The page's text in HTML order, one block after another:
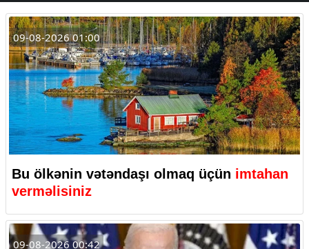
09-08-2026 01:00
Bu ölkənin vətəndaşı olmaq üçün imtahan
verməlisiniz
09-08-2026 00:42